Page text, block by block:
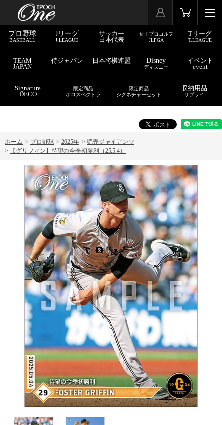
プロ野球
BASEBALL
Jリーグ
J.LEAGUE
サッカー
日本代表
女子プロゴルフ
JLPGA
Tリーグ
T.LEAGUE
TEAM
JAPAN
侍ジャパン 日本将棋連盟 Disney
ディズニー
イベント
event
Signature
DECO
限定商品
ホロスペクトラ
限定商品
シグネチャーセット
収納用品
サプライ
ホーム > プロ野球 > 2025年 > 読売ジャイアンツ
>
【グリフィン】待望の今季初勝利（25.5.4）